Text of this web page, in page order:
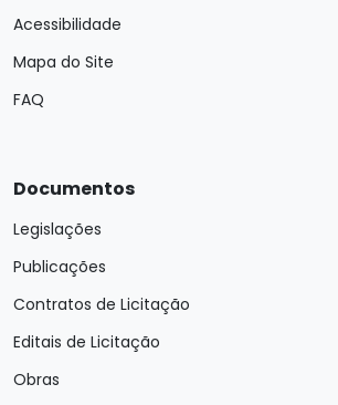
Acessibilidade
Mapa do Site
FAQ
Documentos
Legislações
Publicações
Contratos de Licitação
Editais de Licitação
Obras